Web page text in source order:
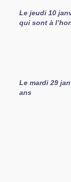
Le jeudi 10
qui sont à
Le mardi 29
ans